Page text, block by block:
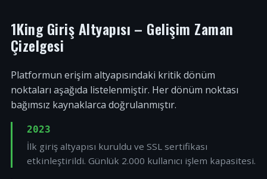
1King Giriş Altyapısı – Gelişim Zaman
Çizelgesi
Platformun erişim altyapısındaki kritik dönüm
noktaları aşağıda listelenmiştir. Her dönüm noktası
bağımsız kaynaklarca doğrulanmıştır.
2023
İlk giriş altyapısı kuruldu ve SSL sertifikası
etkinleştirildi. Günlük 2.000 kullanıcı işlem kapasitesi.